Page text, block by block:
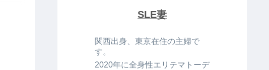
SLE妻
関西出身、東京在住の主婦で
す。
2020年に全身性エリテマトーデ